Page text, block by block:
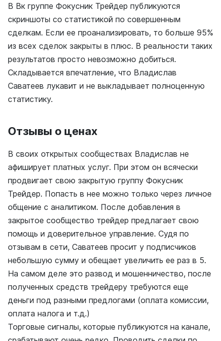
В Вк группе Фокусник Трейдер публикуются
скриншоты со статистикой по совершенным
сделкам. Если ее проанализировать, то больше 95%
из всех сделок закрыты в плюс. В реальности таких
результатов просто невозможно добиться.
Складывается впечатление, что Владислав
Саватеев лукавит и не выкладывает полноценную
статистику.
Отзывы о ценах
В своих открытых сообществах Владислав не
афиширует платных услуг. При этом он всячески
продвигает свою закрытую группу Фокусник
Трейдер. Попасть в нее можно только через личное
общение с аналитиком. После добавления в
закрытое сообщество трейдер предлагает свою
помощь и доверительное управление. Судя по
отзывам в сети, Саватеев просит у подписчиков
небольшую сумму и обещает увеличить ее раз в 5.
На самом деле это развод и мошенничество, после
полученных средств трейдеру требуются еще
деньги под разными предлогами (оплата комиссии,
оплата налога и т.д.)
Торговые сигналы, которые публикуются на канале,